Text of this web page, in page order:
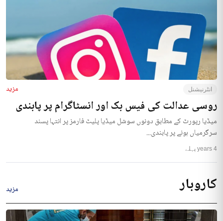
انٹرنیشنل مزید
روسی عدالت کی فیس بک اور انسٹاگرام پر پابندی
میڈیا رپورٹ کے مطابق دونوں سوشل میڈیا پلیٹ فارمز پر انتہا پسند
سرگرمیاں ہونے پر پابندی...
4 years پہلے
کاروبار مزید